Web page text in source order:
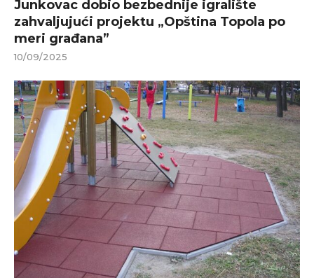
Junkovac dobio bezbednije igralište
zahvaljujući projektu „Opština Topola po
meri građana”
10/09/2025